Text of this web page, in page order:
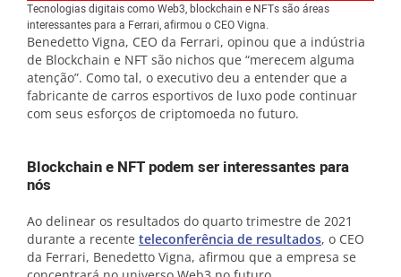
Tecnologias digitais como Web3, blockchain e NFTs são áreas
interessantes para a Ferrari, afirmou o CEO Vigna.
Benedetto Vigna, CEO da Ferrari, opinou que a indústria
de Blockchain e NFT são nichos que “merecem alguma
atenção”. Como tal, o executivo deu a entender que a
fabricante de carros esportivos de luxo pode continuar
com seus esforços de criptomoeda no futuro.
Blockchain e NFT podem ser interessantes para
nós
Ao delinear os resultados do quarto trimestre de 2021
durante a recente teleconferência de resultados, o CEO
da Ferrari, Benedetto Vigna, afirmou que a empresa se